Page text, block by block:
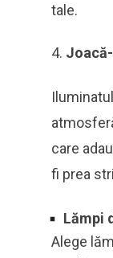
tale.
care
fi prea
Lămpi
Alege